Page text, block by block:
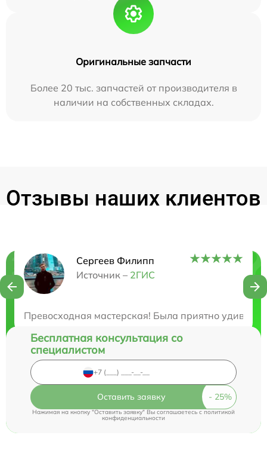
Оригинальные запчасти
Более 20 тыс. запчастей от производителя в
наличии на собственных складах.
Отзывы наших клиентов
Сергеев Филипп
Источник – 2ГИС
Превосходная мастерская! Была приятно
Нужна консультация?
Бесплатная консультация со
специалистом
Оставить заявку
Нажимая на кнопку "Оставить заявку" Вы соглашаетесь cполитикой
конфиденциальности